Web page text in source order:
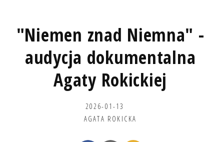
"Niemen znad Niemna" -
audycja dokumentalna
Agaty Rokickiej
2026-01-13
AGATA ROKICKA